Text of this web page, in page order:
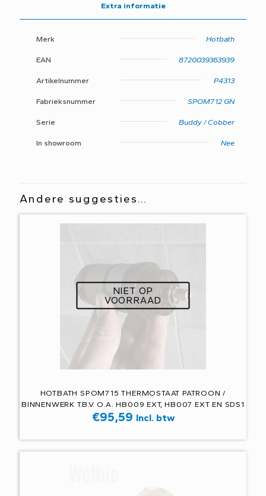
Extra informatie
Merk Hotbath
EAN 8720039363939
Artikelnummer P4313
Fabrieksnummer SPOM712 GN
Serie Buddy / Cobber
In showroom Nee
Andere suggesties…
NIET OP
VOORRAAD
HOTBATH SPOM715 THERMOSTAAT PATROON /
BINNENWERK T.B.V. O.A. HB009 EXT, HB007 EXT EN SDS1
€95,59 Incl. btw